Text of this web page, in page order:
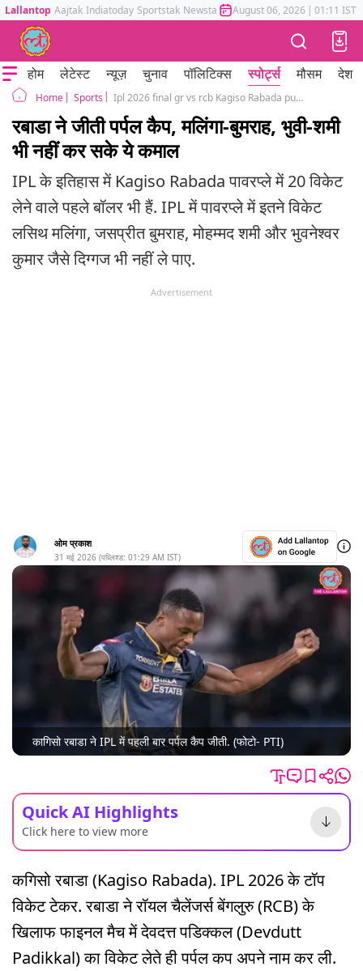
Lallantop Aajtak Indiatoday Sportstak Newstak Mumbai Tak Astrotak
August 06, 2026 | 01:11 IST
होम लेटेस्ट न्यूज़ चुनाव पॉलिटिक्स स्पोर्ट्स मौसम देश
Home Sports Ipl 2026 final gr vs rcb Kagiso Rabada purple cap most wickets in powerplay
रबाडा ने जीती पर्पल कैप, मलिंगा-बुमराह, भुवी-शमी
भी नहीं कर सके ये कमाल
IPL के इतिहास में Kagiso Rabada पावरप्ले में 20 विकेट
लेने वाले पहले बॉलर भी हैं. IPL में पावरप्ले में इतने विकेट
लसिथ मलिंगा, जसप्रीत बुमराह, मोहम्मद शमी और भुवनेश्वर
कुमार जैसे दिग्गज भी नहीं ले पाए.
Advertisement
ओम प्रकाश
31 मई 2026 (पब्लिश्ड: 01:29 AM IST)
कागिसो रबाडा ने IPL में पहली बार पर्पल कैप जीती. (फोटो- PTI)
Quick AI Highlights
Click here to view more
कगिसो रबाडा (Kagiso Rabada). IPL 2026 के टॉप
विकेट टेकर. रबाडा ने रॉयल चैलेंजर्स बेंगलुरु (RCB) के
खिलाफ फाइनल मैच में देवदत्त पडिक्कल (Devdutt
Padikkal) का विकेट लेते ही पर्पल कप अपने नाम कर ली.